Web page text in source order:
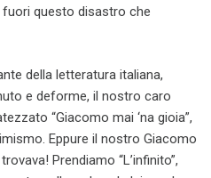
fuori questo disastro che
della letteratura italiana,
e deforme, il nostro caro
“Giacomo mai ‘na gioia”,
Eppure il nostro Giacomo
Prendiamo “L’infinito”,